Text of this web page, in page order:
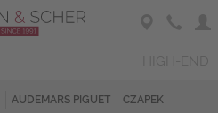
AUDEMARS PIGUET CZAPEK